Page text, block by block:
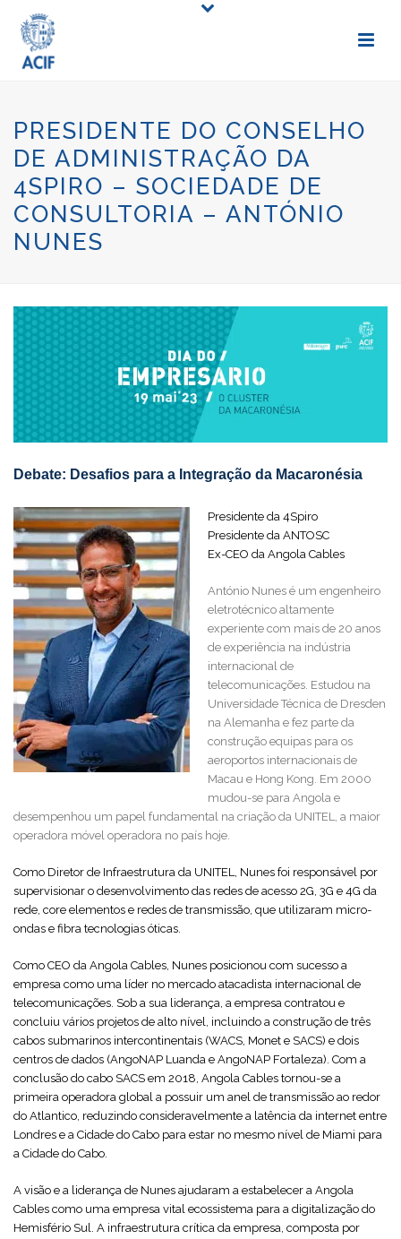
PRESIDENTE DO CONSELHO
DE ADMINISTRAÇÃO DA
4SPIRO – SOCIEDADE DE
CONSULTORIA – ANTÓNIO
NUNES
Debate: Desafios para a Integração da Macaronésia
Presidente da 4Spiro
Presidente da ANTOSC
Ex-CEO da Angola Cables
António Nunes é um engenheiro
eletrotécnico altamente
experiente com mais de 20 anos
de experiência na indústria
internacional de
telecomunicações. Estudou na
Universidade Técnica de Dresden
na Alemanha e fez parte da
construção equipas para os
aeroportos internacionais de
Macau e Hong Kong. Em 2000
mudou-se para Angola e
desempenhou um papel fundamental na criação da UNITEL, a maior
operadora móvel operadora no país hoje.
Como Diretor de Infraestrutura da UNITEL, Nunes foi responsável por
supervisionar o desenvolvimento das redes de acesso 2G, 3G e 4G da
rede, core elementos e redes de transmissão, que utilizaram micro-
ondas e fibra tecnologias óticas.
Como CEO da Angola Cables, Nunes posicionou com sucesso a
empresa como uma líder no mercado atacadista internacional de
telecomunicações. Sob a sua liderança, a empresa contratou e
concluiu vários projetos de alto nível, incluindo a construção de três
cabos submarinos intercontinentais (WACS, Monet e SACS) e dois
centros de dados (AngoNAP Luanda e AngoNAP Fortaleza). Com a
conclusão do cabo SACS em 2018, Angola Cables tornou-se a
primeira operadora global a possuir um anel de transmissão ao redor
do Atlantico, reduzindo consideravelmente a latência da internet entre
Londres e a Cidade do Cabo para estar no mesmo nível de Miami para
a Cidade do Cabo.
A visão e a liderança de Nunes ajudaram a estabelecer a Angola
Cables como uma empresa vital ecossistema para a digitalização do
Hemisfério Sul. A infraestrutura crítica da empresa, composta por